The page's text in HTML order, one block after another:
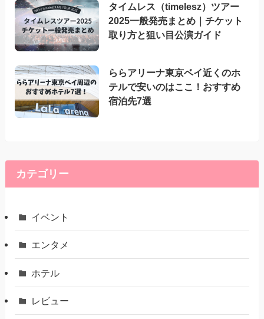
タイムレス（timelesz）ツアー
2025一般発売まとめ｜チケット
取り方と狙い目公演ガイド
ららアリーナ東京ベイ近くのホ
テルで安いのはここ！おすすめ
宿泊先7選
カテゴリー
イベント
エンタメ
ホテル
レビュー